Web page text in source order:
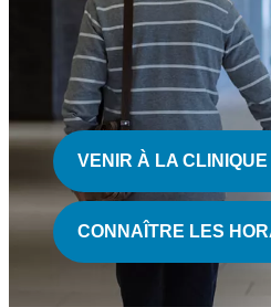
VENIR À LA CLINIQUE
CONNAÎTRE LES